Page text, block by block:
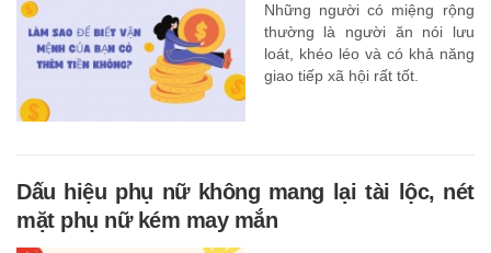
Những người có miệng rộng
thường là người ăn nói lưu
loát, khéo léo và có khả năng
giao tiếp xã hội rất tốt.
Dấu hiệu phụ nữ không mang lại tài lộc, nét
mặt phụ nữ kém may mắn